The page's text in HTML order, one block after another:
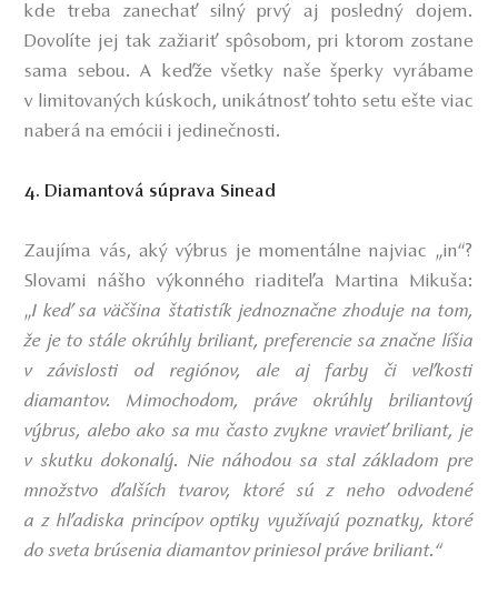
kde treba zanechať silný prvý aj posledný dojem.
Dovolíte jej tak zažiariť spôsobom, pri ktorom zostane
sama sebou. A keďže všetky naše šperky vyrábame
v limitovaných kúskoch, unikátnosť tohto setu ešte viac
naberá na emócii i jedinečnosti.
4. Diamantová súprava Sinead
Zaujíma vás, aký výbrus je momentálne najviac „in“?
Slovami nášho výkonného riaditeľa Martina Mikuša:
„I keď sa väčšina štatistík jednoznačne zhoduje na tom,
že je to stále okrúhly briliant, preferencie sa značne líšia
v závislosti od regiónov, ale aj farby či veľkosti
diamantov. Mimochodom, práve okrúhly briliantový
výbrus, alebo ako sa mu často zvykne vravieť briliant, je
v skutku dokonalý. Nie náhodou sa stal základom pre
množstvo ďalších tvarov, ktoré sú z neho odvodené
a z hľadiska princípov optiky využívajú poznatky, ktoré
do sveta brúsenia diamantov priniesol práve briliant.“